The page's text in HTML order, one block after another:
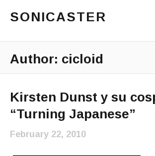
SONICASTER
Main Menu
Author: cicloid
Kirsten Dunst y su
“Turning Japanese”
February 22, 2010